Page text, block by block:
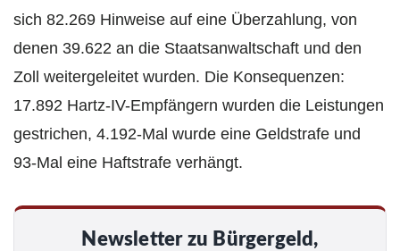
sich 82.269 Hinweise auf eine Überzahlung, von
denen 39.622 an die Staatsanwaltschaft und den
Zoll weitergeleitet wurden. Die Konsequenzen:
17.892 Hartz-IV-Empfängern wurden die Leistungen
gestrichen, 4.192-Mal wurde eine Geldstrafe und
93-Mal eine Haftstrafe verhängt.
Newsletter zu Bürgergeld,